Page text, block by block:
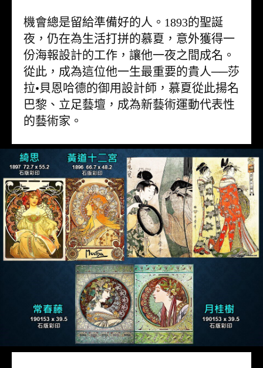
機會總是留給準備好的人。1893的聖誕
夜，仍在為生活打拼的慕夏，意外獲得一
份海報設計的工作，讓他一夜之間成名。
從此，成為這位他一生最重要的貴人──莎
拉•貝恩哈德的御用設計師，慕夏從此揚名
巴黎、立足藝壇，成為新藝術運動代表性
的藝術家。